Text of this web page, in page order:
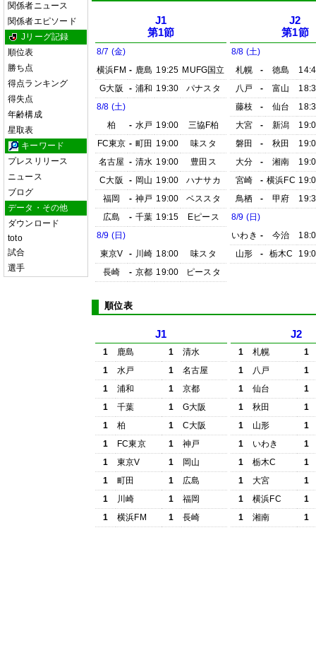
関係者ニュース
関係者エピソード
Jリーグ記録
順位表
勝ち点
得点ランキング
得失点
年齢構成
星取表
キーワード
プレスリリース
ニュース
ブログ
データ・その他
ダウンロード
toto
試合
選手
J1
第1節
8/7 (金)
横浜FM - 鹿島 19:25 MUFG国立
G大阪
- 浦和 19:30
パナスタ
8/8 (土)
柏
- 水戸 19:00
三協F柏
FC東京 - 町田 19:00
味スタ
名古屋 - 清水 19:00
豊田ス
C大阪
- 岡山 19:00
ハナサカ
福岡
- 神戸 19:00
ベススタ
広島
- 千葉 19:15
Eピース
8/9 (日)
東京V
- 川崎 18:00
味スタ
長崎
- 京都 19:00 ピースタ
J2
第1節
8/8 (土)
札幌
- 徳島
八戸
- 富山
藤枝
- 仙台
大宮
- 新潟
磐田
- 秋田
大分
- 湘南
宮崎
- 横浜FC
鳥栖
- 甲府
8/9 (日)
いわき - 今治
山形
- 栃木C
順位表
J1
1 鹿島 1
清水
1
水戸 1
名古屋
1
浦和 1
京都
1
千葉 1
G大阪
1
柏 1
C大阪
1
FC東京 1
神戸
1
東京V 1
岡山
1
町田 1
広島
1
川崎 1
福岡
1
横浜FM 1 長崎
J2
1 札幌
1
1
八戸
1
1
仙台
1
1
秋田
1
1
山形
1
1
いわき
1
1
栃木C
1
1
大宮
1
1
横浜FC
1
1
湘南 1